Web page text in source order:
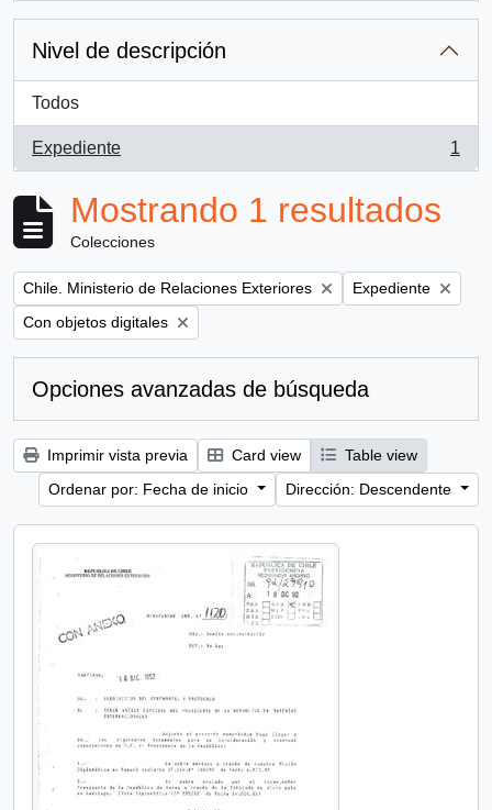
Nivel de descripción
Todos
Expediente
, 1 resultados
1
Mostrando 1 resultados
Colecciones
Remove filter:
Chile. Ministerio de Relaciones Exteriores Remove filter:
Expediente
Remove filter:
Con objetos digitales
Opciones avanzadas de búsqueda
Imprimir vista previa Card view
Table view
Ordenar por: Fecha de inicio
Dirección: Descendente